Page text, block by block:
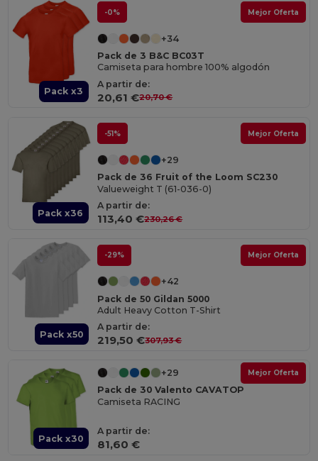
Pack x3
-0% Mejor Oferta
+34
Pack de 3 B&C BC03T
Camiseta para hombre 100% algodón
A partir de:
20,61 €20,70 €
Pack x36
-51% Mejor Oferta
+29
Pack de 36 Fruit of the Loom SC230
Valueweight T (61-036-0)
A partir de:
113,40 €230,26 €
Pack x50
-29% Mejor Oferta
+42
Pack de 50 Gildan 5000
Adult Heavy Cotton T-Shirt
A partir de:
219,50 €307,93 €
Pack x30
Mejor Oferta
+29
Pack de 30 Valento CAVATOP
Camiseta RACING
A partir de:
81,60 €